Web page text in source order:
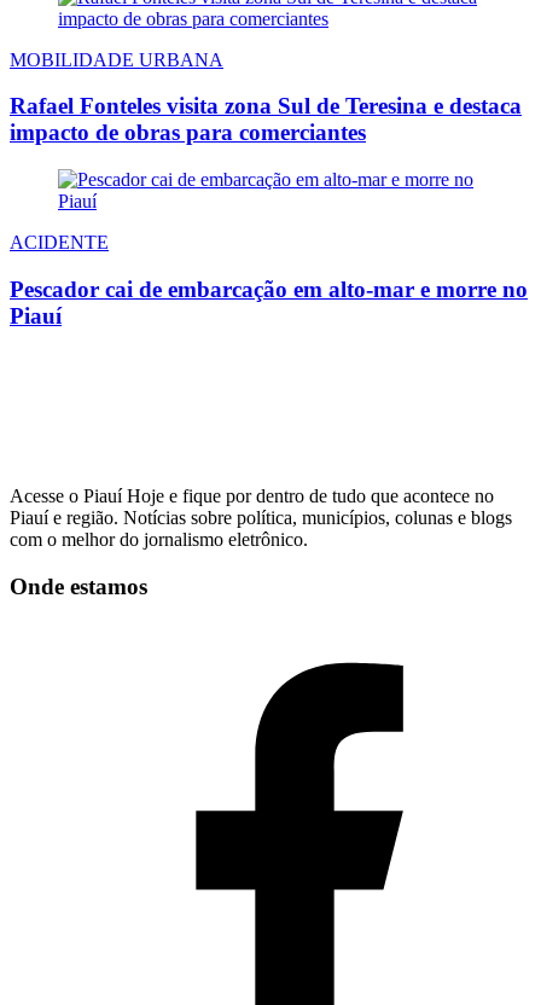
MOBILIDADE URBANA
Rafael Fonteles visita zona Sul de Teresina e destaca
impacto de obras para comerciantes
ACIDENTE
Pescador cai de embarcação em alto-mar e morre no
Piauí
Acesse o Piauí Hoje e fique por dentro de tudo que acontece no
Piauí e região. Notícias sobre política, municípios, colunas e blogs
com o melhor do jornalismo eletrônico.
Onde estamos